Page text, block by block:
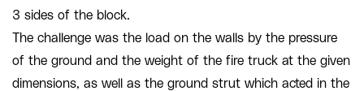
3 sides of the block.
The challenge was the load on the walls by the pressure
of the ground and the weight of the fire truck at the given
dimensions, as well as the ground strut which acted in the